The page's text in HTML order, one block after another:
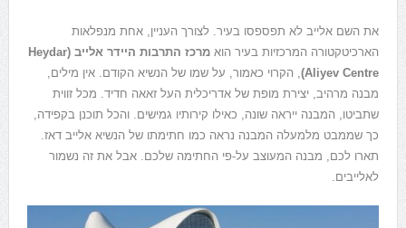
את השם אלייב לא תפספסו בעיר. לצורך העניין, אחת מנפלאות
הארכיטקטורה המרכזיות בעיר הוא
מרכז התרבות היידר אלייב (Heydar
Aliyev Centre) , הקרוי כאמור, על שמו של הנשיא הקודם. אין מילים,
מבנה מרהיב, יצירת מופת של אדריכלית העל זאאה חדיד. מכל זווית
שתביטו, המבנה ייראה שונה, כאילו קירותיו גמישים. והכל תוכנן בקפידה,
כך שממבט מלמעלה המבנה נראה כמו חתימתו של הנשיא אלייב דאז.
תארו לכם, מבנה המעוצב על-פי החתימה שלכם. אבל את זה נשמור
לאלייבים.